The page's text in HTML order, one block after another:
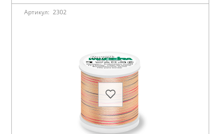
Артикул: 2302